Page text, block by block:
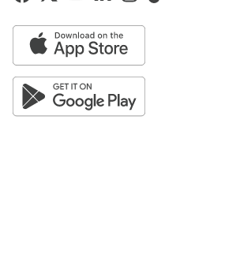
Inače, kreacija havajske pice obično
Semu Panopulosukoji je emigrirao iz
1954. godine kada je imao 20 godina i
držao nekoliko restorana u Ontariju.
Povezane vesti
Ako ne u Italiji, onda gde? U ovim
Tajna napuljske pice: Italijanski